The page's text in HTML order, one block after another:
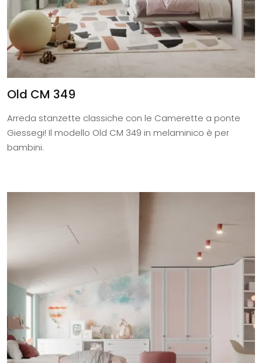
Old CM 349
Arreda stanzette classiche con le Camerette a ponte
Giessegi! Il modello Old CM 349 in melaminico è per
bambini.